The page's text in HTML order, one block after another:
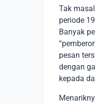
Tak
periode
Banyak
pesan
dengan
kepada